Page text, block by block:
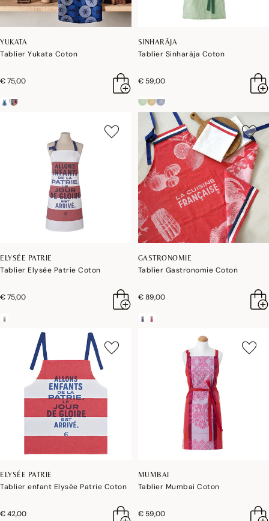
YUKATA
Tablier Yukata Coton
€ 75,00
SINHARÂJA
Tablier Sinharâja Coton
€ 59,00
ELYSÉE PATRIE
Tablier Elysée Patrie Coton
€ 75,00
GASTRONOMIE
Tablier Gastronomie Coton
€ 89,00
ELYSÉE PATRIE
Tablier enfant Elysée Patrie Coton
€ 42,00
MUMBAI
Tablier Mumbai Coton
€ 59,00